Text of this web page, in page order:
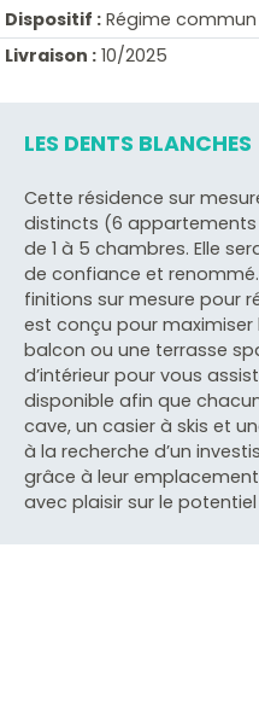
Dispositif : Régime commun
Livraison : 10/2025
LES DENTS BLANCHES
Cette résidence sur
distincts (6
de 1 à 5 chambres. Elle
de confiance et
finitions sur mesure pour
est conçu pour
balcon ou une terrasse
d’intérieur pour vous
disponible afin que
cave, un casier à skis et
à la recherche d’un
grâce à leur
avec plaisir sur le